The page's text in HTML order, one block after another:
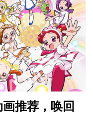
推荐，唤回